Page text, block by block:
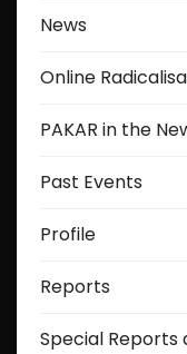
News
Online
PAKAR in the
Past Events
Profile
Reports
Special Reports